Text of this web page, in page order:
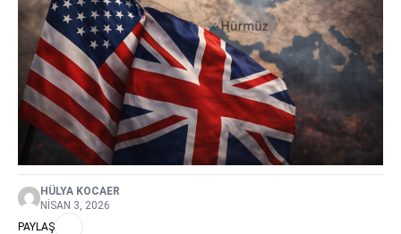
HÜLYA KOCAER
NISAN 3, 2026
PAYLAŞ